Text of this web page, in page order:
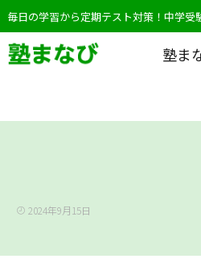
毎日の学習から定期テスト対策！中学
塾ま
2024年9月15日